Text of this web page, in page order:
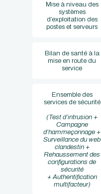
Mise à niveau des
systèmes
d’exploitation des
postes et serveurs
Bilan de santé à la
mise en route du
service
Ensemble des
services de sécurité
(Test d’intrusion +
Campagne
d’hammeçonnage +
Surveillance du web
clandestin +
Rehaussement des
configurations de
sécurité
+ Authentification
multifacteur)